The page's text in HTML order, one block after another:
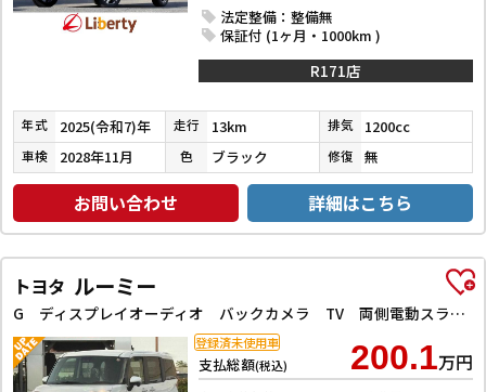
法定整備：整備無
保証付 (1ヶ月・1000km )
R171店
年式 2025(令和7)年 走行 13km 排気 1200cc
車検 2028年11月 色 ブラック 修復 無
お問い合わせ 詳細はこちら
トヨタ ルーミー
G ディスプレイオーディオ バックカメラ TV 両側電動スライドドア クリアランスソナー 衝突被害軽減システム オートライト LEDヘッドランプ スマートキー アイドリングストップ 電動格納ミラー
支払総額(税込) 200.1万円
登録済未使用車